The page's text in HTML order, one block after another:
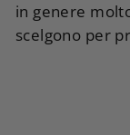
in genere
scelgono per